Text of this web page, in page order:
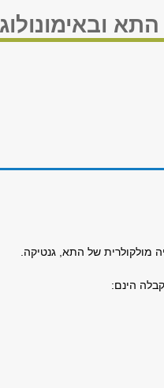
מולקולרית של התא, גנטיקה.
הינם: